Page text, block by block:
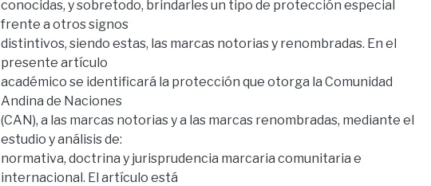
conocidas, y sobretodo, brindarles un tipo de protección especial
frente a otros signos
distintivos, siendo estas, las marcas notorias y renombradas. En el
presente artículo
académico se identificará la protección que otorga la Comunidad
Andina de Naciones
(CAN), a las marcas notorias y a las marcas renombradas, mediante el
estudio y análisis de:
normativa, doctrina y jurisprudencia marcaria comunitaria e
internacional. El artículo está